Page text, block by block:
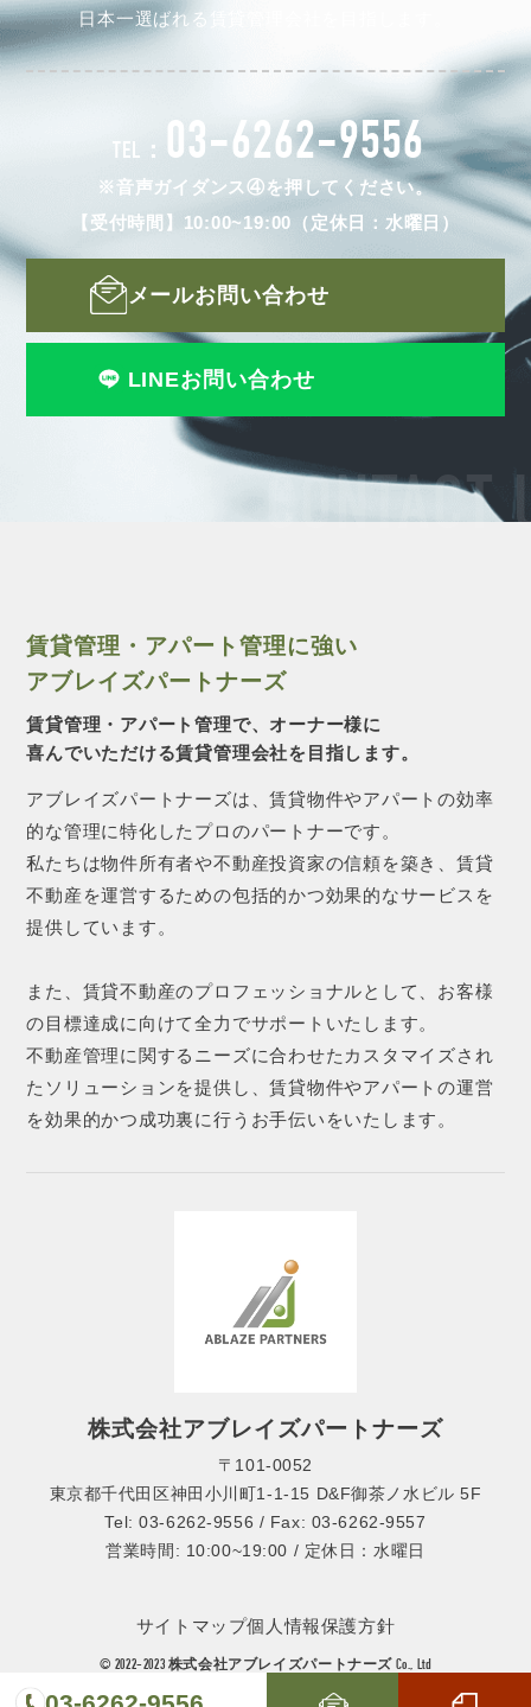
CONTACT
日本一選ばれる賃貸管理会社を目指します。
TEL： 03-6262-9556
※音声ガイダンス④を押してください。
【受付時間】10:00~19:00（定休日：水曜日）
メールお問い合わせ
LINEお問い合わせ
賃貸管理・アパート管理に強い
アブレイズパートナーズ
賃貸管理・アパート管理で、オーナー様に
喜んでいただける賃貸管理会社を目指します。
アブレイズパートナーズは、賃貸物件やアパートの効率
的な管理に特化したプロのパートナーです。
私たちは物件所有者や不動産投資家の信頼を築き、賃貸
不動産を運営するための包括的かつ効果的なサービスを
提供しています。
また、賃貸不動産のプロフェッショナルとして、お客様
の目標達成に向けて全力でサポートいたします。
不動産管理に関するニーズに合わせたカスタマイズされ
たソリューションを提供し、賃貸物件やアパートの運営
を効果的かつ成功裏に行うお手伝いをいたします。
株式会社アブレイズパートナーズ
〒101-0052
東京都千代田区神田小川町1-1-15 D&F御茶ノ水ビル 5F
Tel: 03-6262-9556 / Fax: 03-6262-9557
営業時間: 10:00~19:00 / 定休日：水曜日
© 2022-2023 株式会社アブレイズパートナーズ Co., Ltd
サイトマップ個人情報保護方針